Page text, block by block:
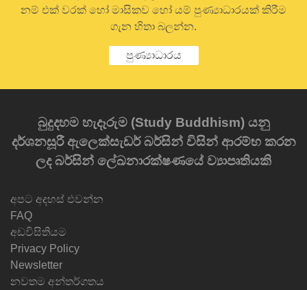
නම් එක් වරක් හෝ මාසිකව හෝ යම් පුණ්‍යාධාරයක් කිරීම
ගැන හිතා බලන්න.
පුණ්‍යාධාරය
බුදුදහම හැදෑරුම (Study Buddhism) යනු
දර්ශනසූරී ඇලෙක්සැඩර් බර්සින් විසින් ආරම්භ කරන
ලද බර්සින් ලේඛනාරක්ෂණයේ ව්‍යාපෘතියකි
අපට අදහස් එවන්න
FAQ
අඩවිසිතියම
Privacy Policy
Newsletter
නවතම අන්තර්ගතය